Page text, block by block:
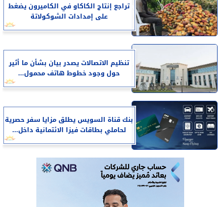
تراجع إنتاج الكاكاو في الكاميرون يضغط
على إمدادات الشوكولاتة
تنظيم الاتصالات يصدر بيان بشأن ما أثير
حول وجود خطوط هاتف محمول...
بنك قناة السويس يطلق مزايا سفر حصرية
لحاملي بطاقات فيزا الائتمانية داخل...